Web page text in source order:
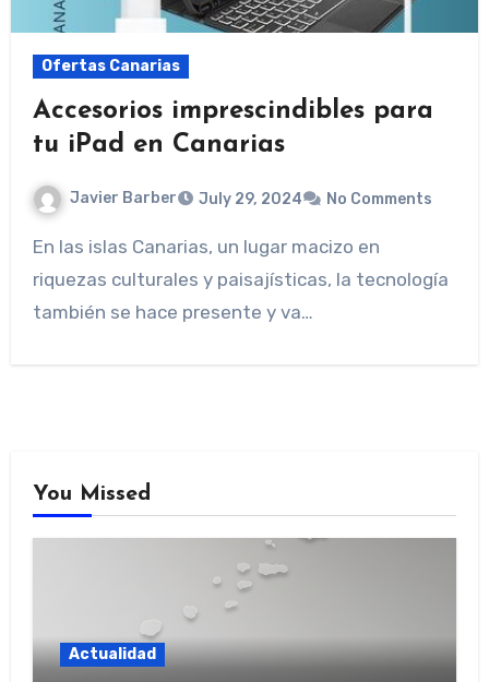
Ofertas Canarias
Accesorios imprescindibles para
tu iPad en Canarias
Javier Barber July 29, 2024 No Comments
En las islas Canarias, un lugar macizo en
riquezas culturales y paisajísticas, la tecnología
también se hace presente y va…
You Missed
Actualidad